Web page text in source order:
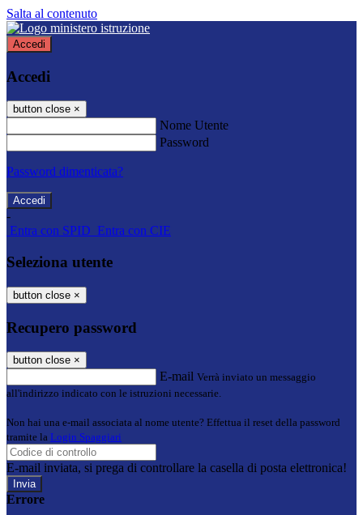
Salta al contenuto
Accedi
Accedi
button close ×
Nome Utente
Password
Password dimenticata?
-
Entra con SPID Entra con CIE
Seleziona utente
button close ×
Recupero password
button close ×
E-mail Verrà inviato un messaggio
all'indirizzo indicato con le istruzioni necessarie.
Non hai una e-mail associata al nome utente? Effettua il reset della password
tramite la Login Spaggiari
E-mail inviata, si prega di controllare la casella di posta elettronica!
Errore